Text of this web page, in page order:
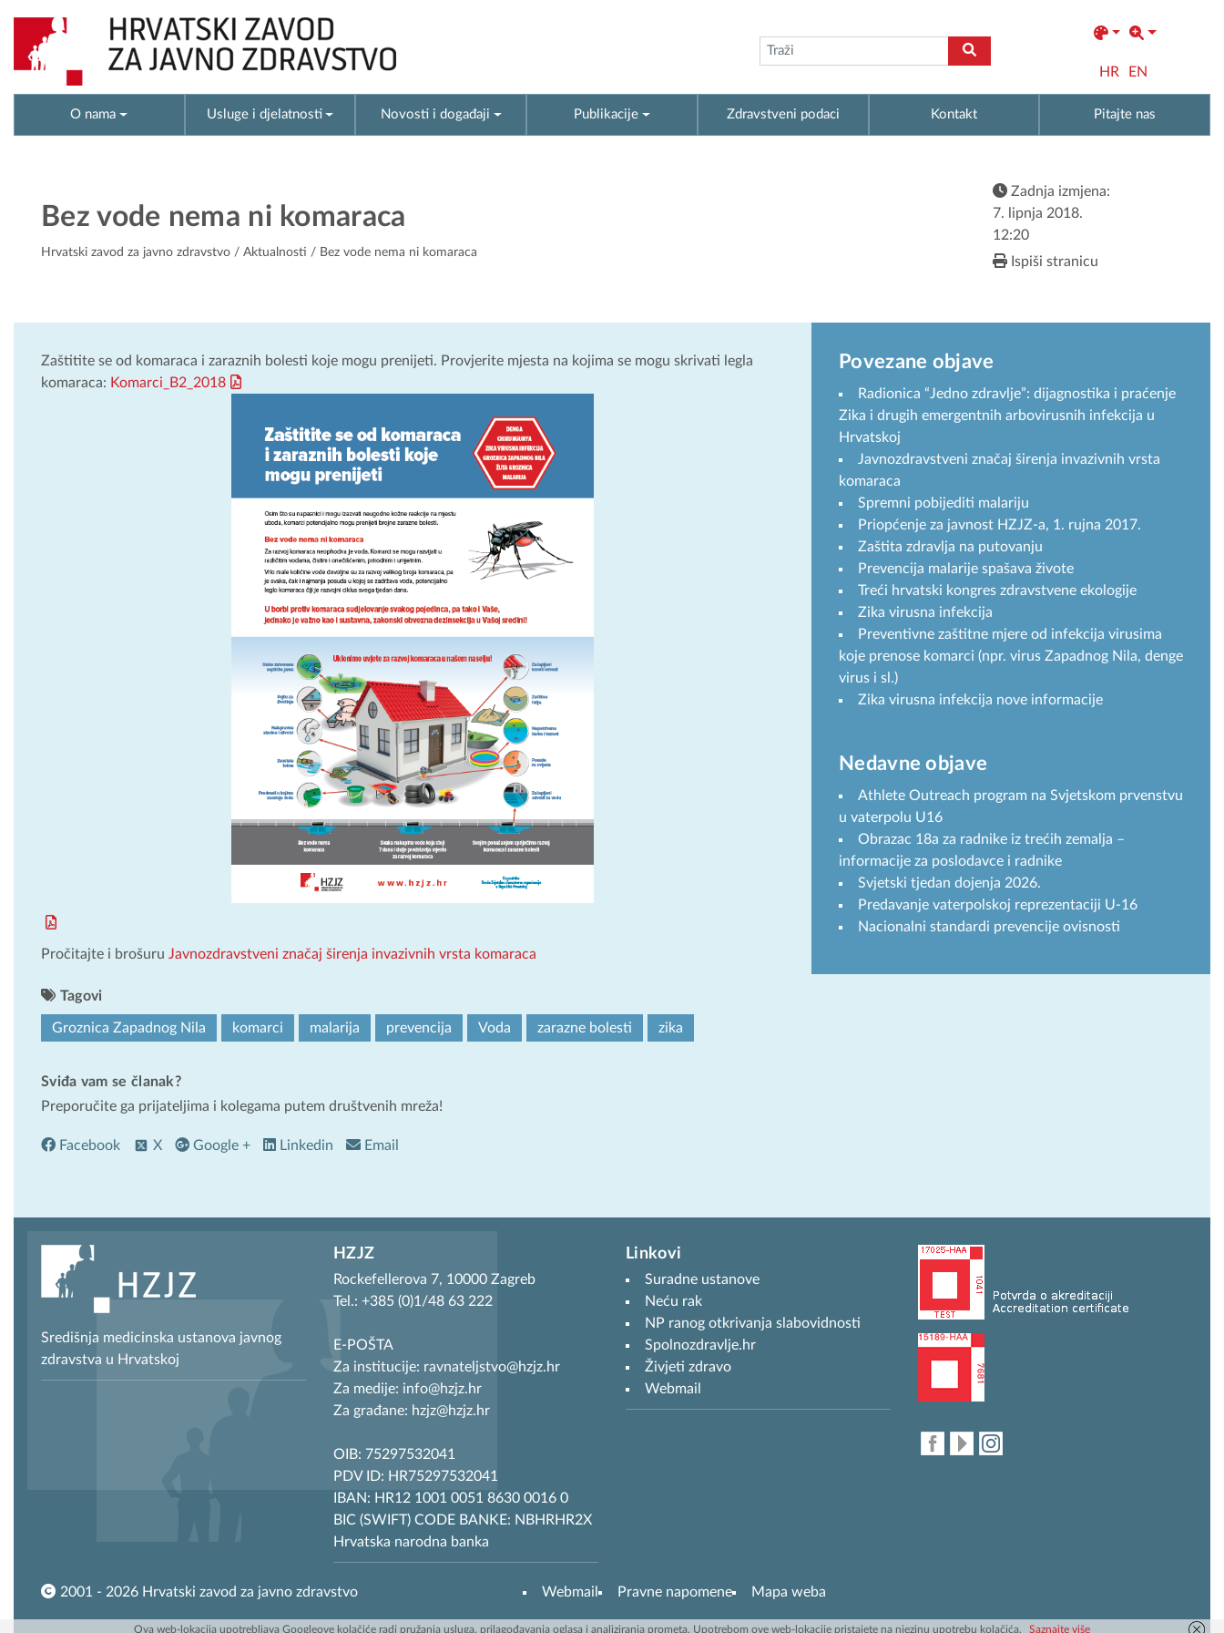
HR EN
O nama Usluge i djelatnosti Novosti i događaji Publikacije Zdravstveni podaci Kontakt Pitajte nas
Bez vode nema ni komaraca
Hrvatski zavod za javno zdravstvo / Aktualnosti / Bez vode nema ni komaraca
Zadnja izmjena:
7. lipnja 2018.
12:20
Ispiši stranicu
Zaštitite se od komaraca i zaraznih bolesti koje mogu prenijeti. Provjerite mjesta na kojima se mogu skrivati legla
komaraca: Komarci_B2_2018
Pročitajte i brošuru Javnozdravstveni značaj širenja invazivnih vrsta komaraca
Tagovi
Groznica Zapadnog Nila komarci malarija prevencija Voda zarazne bolesti zika
Sviđa vam se članak?
Preporučite ga prijateljima i kolegama putem društvenih mreža!
Facebook X Google + Linkedin Email
Povezane objave
Radionica “Jedno zdravlje”: dijagnostika i praćenje
Zika i drugih emergentnih arbovirusnih infekcija u
Hrvatskoj
Javnozdravstveni značaj širenja invazivnih vrsta
komaraca
Spremni pobijediti malariju
Priopćenje za javnost HZJZ-a, 1. rujna 2017.
Zaštita zdravlja na putovanju
Prevencija malarije spašava živote
Treći hrvatski kongres zdravstvene ekologije
Zika virusna infekcija
Preventivne zaštitne mjere od infekcija virusima
koje prenose komarci (npr. virus Zapadnog Nila, denge
virus i sl.)
Zika virusna infekcija nove informacije
Nedavne objave
Athlete Outreach program na Svjetskom prvenstvu
u vaterpolu U16
Obrazac 18a za radnike iz trećih zemalja –
informacije za poslodavce i radnike
Svjetski tjedan dojenja 2026.
Predavanje vaterpolskoj reprezentaciji U-16
Nacionalni standardi prevencije ovisnosti
Središnja medicinska ustanova javnog
zdravstva u Hrvatskoj
HZJZ
Rockefellerova 7, 10000 Zagreb
Tel.: +385 (0)1/48 63 222
E-POŠTA
Za institucije: ravnateljstvo@hzjz.hr
Za medije: info@hzjz.hr
Za građane: hzjz@hzjz.hr
OIB: 75297532041
PDV ID: HR75297532041
IBAN: HR12 1001 0051 8630 0016 0
BIC (SWIFT) CODE BANKE: NBHRHR2X
Hrvatska narodna banka
Linkovi
Suradne ustanove
Neću rak
NP ranog otkrivanja slabovidnosti
Spolnozdravlje.hr
Živjeti zdravo
Webmail
2001 - 2026 Hrvatski zavod za javno zdravstvo Webmail Pravne napomene Mapa weba
Ova web-lokacija upotrebljava Googleove kolačiće radi pružanja usluga, prilagođavanja oglasa i analiziranja prometa. Upotrebom ove web-lokacije pristajete na njezinu upotrebu kolačića. Saznajte više